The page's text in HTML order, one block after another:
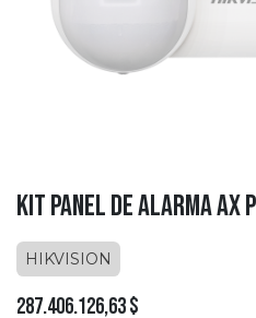
Kit Panel de Alarma AX
HIKVISION
287.406.126,63$